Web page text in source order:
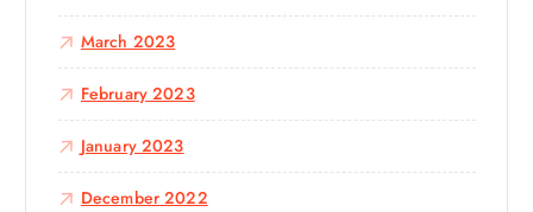
March 2023
February 2023
January 2023
December 2022